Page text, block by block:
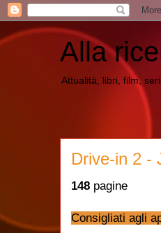
Alla
Attualità, libri, film,
Drive-in 2 -
148 pagine
Consigliati agli